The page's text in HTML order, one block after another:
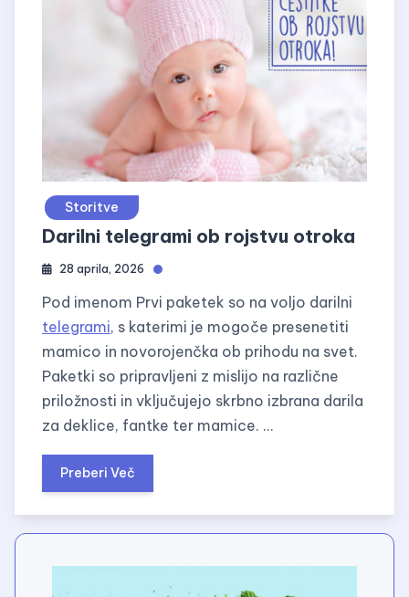
Storitve
Darilni telegrami ob rojstvu otroka
28 aprila, 2026
Pod imenom Prvi paketek so na voljo darilni
telegrami, s katerimi je mogoče presenetiti
mamico in novorojenčka ob prihodu na svet.
Paketki so pripravljeni z mislijo na različne
priložnosti in vključujejo skrbno izbrana darila
za deklice, fantke ter mamice. …
Preberi Več